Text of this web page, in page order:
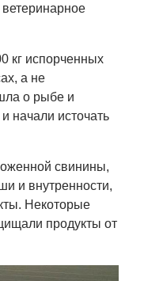
кг испорченных
а не
о рыбе и
начали источать
свинины,
и внутренности,
Некоторые
продукты от